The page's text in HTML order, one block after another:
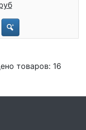
товаров: 16